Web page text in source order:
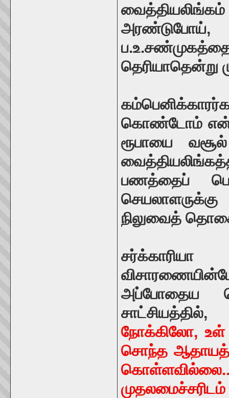
தெரியாதென்று
கொண்டோம்
ரூபாயை
பணத்தைப்
நிலுவைத்
அப்போதைய
நோக்கிலோ,
சொந்த
முதலமைச்சரிடம்